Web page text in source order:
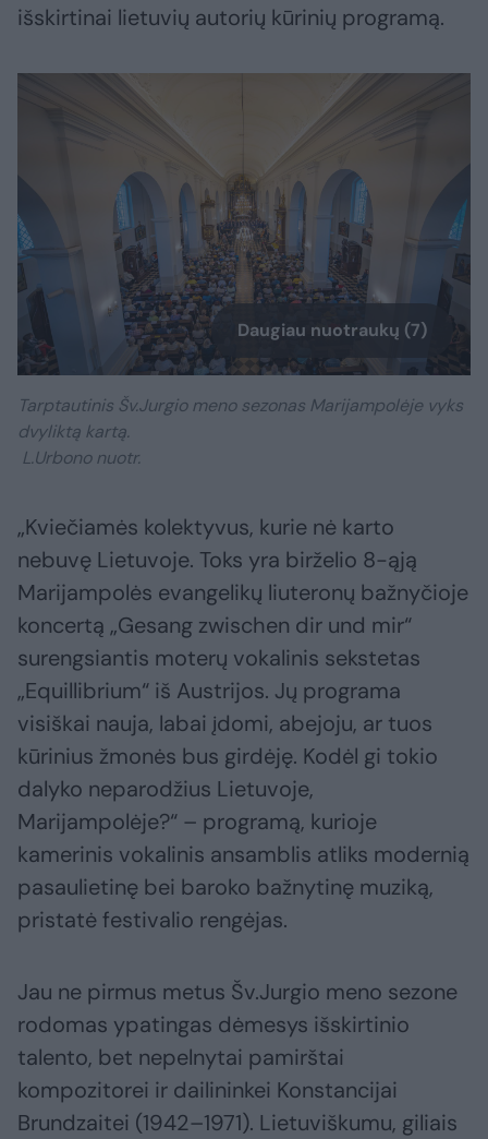
išskirtinai lietuvių autorių kūrinių programą.
Daugiau nuotraukų (7)
Tarptautinis Šv.Jurgio meno sezonas Marijampolėje vyks
dvyliktą kartą.
L.Urbono nuotr.
„Kviečiamės kolektyvus, kurie nė karto
nebuvę Lietuvoje. Toks yra birželio 8-ąją
Marijampolės evangelikų liuteronų bažnyčioje
koncertą „Gesang zwischen dir und mir“
surengsiantis moterų vokalinis sekstetas
„Equillibrium“ iš Austrijos. Jų programa
visiškai nauja, labai įdomi, abejoju, ar tuos
kūrinius žmonės bus girdėję. Kodėl gi tokio
dalyko neparodžius Lietuvoje,
Marijampolėje?“ – programą, kurioje
kamerinis vokalinis ansamblis atliks modernią
pasaulietinę bei baroko bažnytinę muziką,
pristatė festivalio rengėjas.
Jau ne pirmus metus Šv.Jurgio meno sezone
rodomas ypatingas dėmesys išskirtinio
talento, bet nepelnytai pamirštai
kompozitorei ir dailininkei Konstancijai
Brundzaitei (1942–1971). Lietuviškumu, giliais